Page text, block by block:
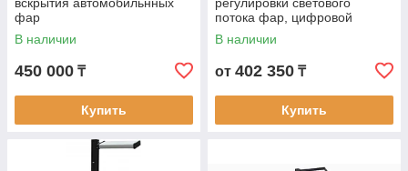
фар
В наличии
450 000 ₸
Купить
потока фар, цифровой
люксометр NORDBERG NTF2
В наличии
от 402 350 ₸
Купить